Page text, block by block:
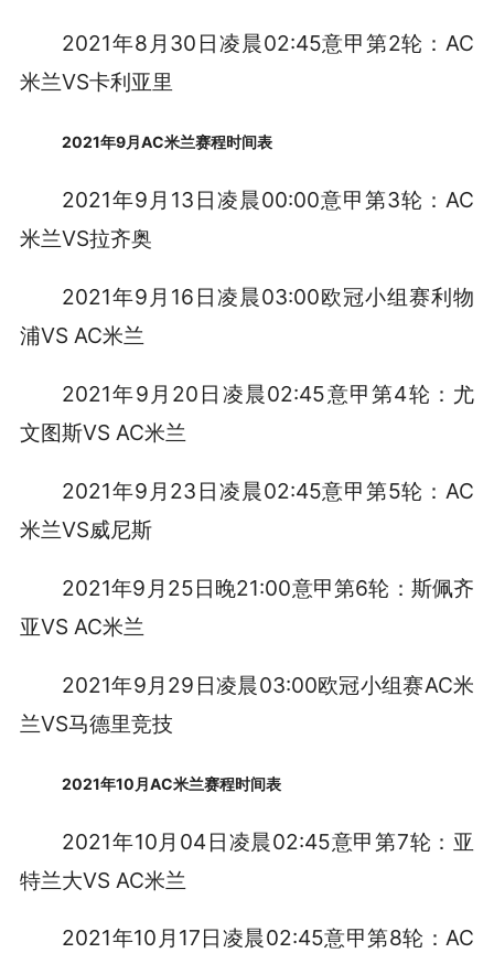
2021年8月30日凌晨02:45意甲第2轮：AC
米兰VS卡利亚里
2021年9月AC米兰赛程时间表
2021年9月13日凌晨00:00意甲第3轮：AC
米兰VS拉齐奥
2021年9月16日凌晨03:00欧冠小组赛利物
浦VS AC米兰
2021年9月20日凌晨02:45意甲第4轮：尤
文图斯VS AC米兰
2021年9月23日凌晨02:45意甲第5轮：AC
米兰VS威尼斯
2021年9月25日晚21:00意甲第6轮：斯佩齐
亚VS AC米兰
2021年9月29日凌晨03:00欧冠小组赛AC米
兰VS马德里竞技
2021年10月AC米兰赛程时间表
2021年10月04日凌晨02:45意甲第7轮：亚
特兰大VS AC米兰
2021年10月17日凌晨02:45意甲第8轮：AC